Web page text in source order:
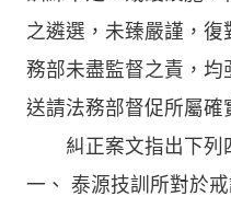
之遴選，未臻嚴謹，
務部未盡監督之責，
送請法務部督促所屬確
糾正案文指出下列
一、 泰源技訓所對於